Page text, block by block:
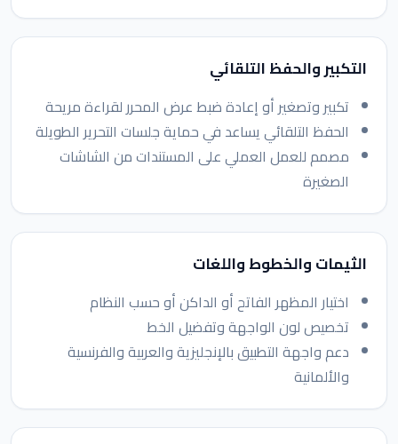
التكبير والحفظ التلقائي
تكبير وتصغير أو إعادة ضبط عرض المحرر لقراءة مريحة
الحفظ التلقائي يساعد في حماية جلسات التحرير الطويلة
مصمم للعمل العملي على المستندات من الشاشات
الصغيرة
الثيمات والخطوط واللغات
اختيار المظهر الفاتح أو الداكن أو حسب النظام
تخصيص لون الواجهة وتفضيل الخط
دعم واجهة التطبيق بالإنجليزية والعربية والفرنسية
والألمانية